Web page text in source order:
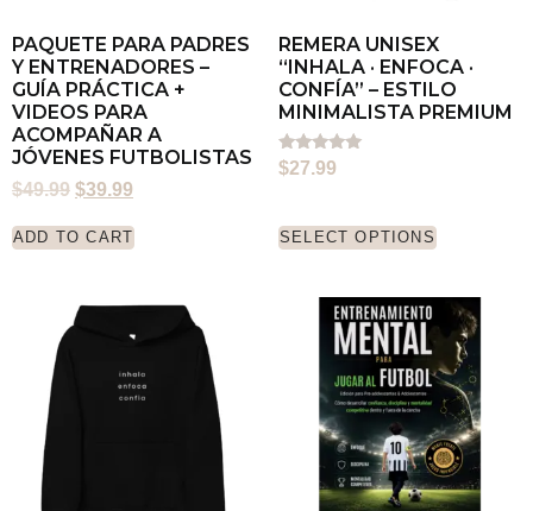
PAQUETE PARA PADRES
Y ENTRENADORES –
GUÍA PRÁCTICA +
VIDEOS PARA
ACOMPAÑAR A
JÓVENES FUTBOLISTAS
$49.99 $39.99
ADD TO CART
REMERA UNISEX
“INHALA · ENFOCA ·
CONFÍA” – ESTILO
MINIMALISTA PREMIUM
Rated
5.00
$27.99
SELECT OPTIONS